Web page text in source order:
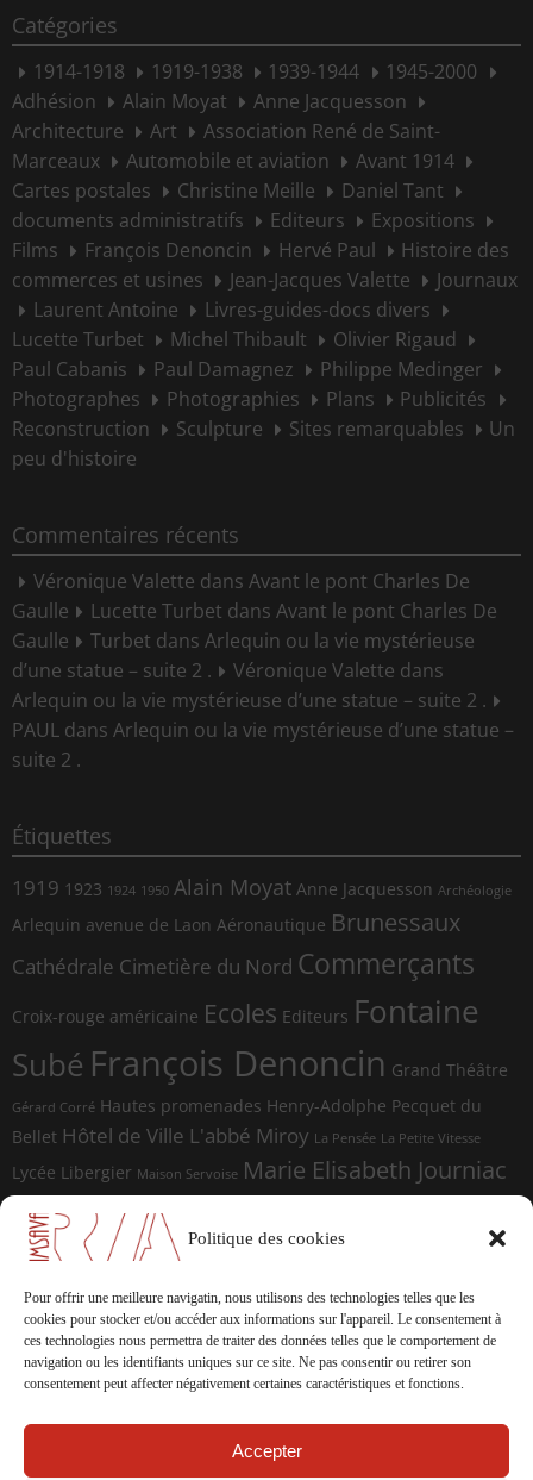
Politique des cookies
Pour offrir une meilleure navigatin, nous utilisons des technologies telles que les
cookies pour stocker et/ou accéder aux informations sur l'appareil. Le consentement à
ces technologies nous permettra de traiter des données telles que le comportement de
navigation ou les identifiants uniques sur ce site. Ne pas consentir ou retirer son
consentement peut affecter négativement certaines caractéristiques et fonctions.
Accepter
Catégories
1914-1918 1919-1938 1939-1944
1945-2000
Adhésion
Alain Moyat
Anne Jacquesson
Architecture
Art
Association René de Saint-
Marceaux
Automobile et aviation
Avant 1914
Cartes postales
Christine Meille
Daniel Tant
documents administratifs
Editeurs
Expositions
Films
François Denoncin Hervé Paul
Histoire des
commerces et usines
Jean-Jacques Valette
Journaux
Laurent Antoine
Livres-guides-docs divers
Lucette Turbet
Michel Thibault
Olivier Rigaud
Paul Cabanis
Paul Damagnez
Philippe Medinger
Photographes
Photographies Plans
Publicités
Reconstruction
Sculpture Sites remarquables
Un
peu d'histoire
Commentaires récents
Véronique Valette dans Avant le pont Charles De
Gaulle
Lucette Turbet dans Avant le pont Charles De
Gaulle
Turbet dans Arlequin ou la vie mystérieuse
d’une statue – suite 2 .
Véronique Valette dans
Arlequin ou la vie mystérieuse d’une statue – suite 2 .
PAUL dans Arlequin ou la vie mystérieuse d’une statue –
suite 2 .
Étiquettes
1919 1923 1924 1950 Alain Moyat Anne Jacquesson Archéologie
Arlequin avenue de Laon Aéronautique Brunessaux
Cathédrale Cimetière du Nord Commerçants
Croix-rouge américaine Ecoles Editeurs Fontaine
Subé François Denoncin Grand Théâtre
Gérard Corré Hautes promenades Henry-Adolphe Pecquet du
Bellet Hôtel de Ville L'abbé Miroy La Pensée La Petite Vitesse
Lycée Libergier Maison Servoise Marie Elisabeth Journiac
Marie Elisabeth Journiac Audigou
Photographes Place d'Erlon place du Forum
Rue de la
Magdeleine
Rue de Soissons Rue de Vesle Rue du Temple
Saint-MarceauxsculpturesThomas
Geffrelot théâtre Tranchées